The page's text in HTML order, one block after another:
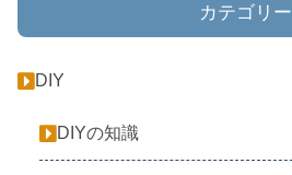
カテゴリー
DIY
DIYの知識